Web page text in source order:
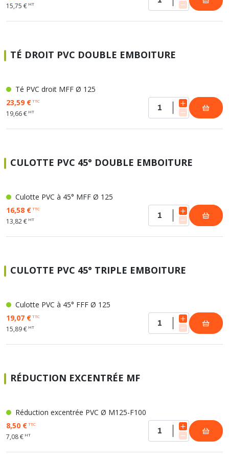
15,75 € HT
TÉ DROIT PVC DOUBLE EMBOITURE
Té PVC droit MFF Ø 125
23,59 €TTC
19,66 € HT
CULOTTE PVC 45° DOUBLE EMBOITURE
Culotte PVC à 45° MFF Ø 125
16,58 €TTC
13,82 € HT
CULOTTE PVC 45° TRIPLE EMBOITURE
Culotte PVC à 45° FFF Ø 125
19,07 €TTC
15,89 € HT
RÉDUCTION EXCENTRÉE MF
Réduction excentrée PVC Ø M125-F100
8,50 €TTC
7,08 € HT